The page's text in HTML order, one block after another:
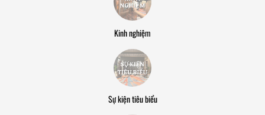
Kinh nghiệm
Sự kiện tiêu biểu